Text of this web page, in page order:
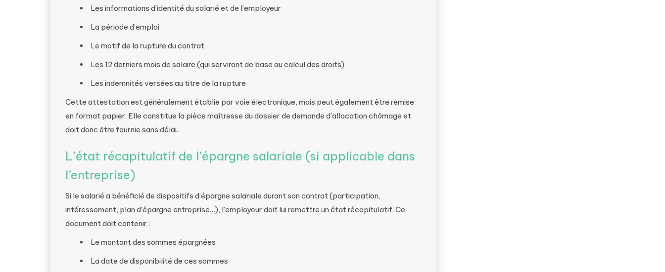
Les informations d’identité du salarié et de l’employeur
La période d’emploi
Le motif de la rupture du contrat
Les 12 derniers mois de salaire (qui serviront de base au calcul des droits)
Les indemnités versées au titre de la rupture
Cette attestation est généralement établie par voie électronique, mais peut également être remise
en format papier. Elle constitue la pièce maîtresse du dossier de demande d’allocation chômage et
doit donc être fournie sans délai.
L’état récapitulatif de l’épargne salariale (si applicable dans
l’entreprise)
Si le salarié a bénéficié de dispositifs d’épargne salariale durant son contrat (participation,
intéressement, plan d’épargne entreprise…), l’employeur doit lui remettre un état récapitulatif. Ce
document doit contenir :
Le montant des sommes épargnées
La date de disponibilité de ces sommes